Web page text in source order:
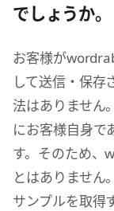
でしょうか。
お客様が
して送信・保存
法はありません
にお客様自身で
す。そのため、
とはありません
サンプルを取得